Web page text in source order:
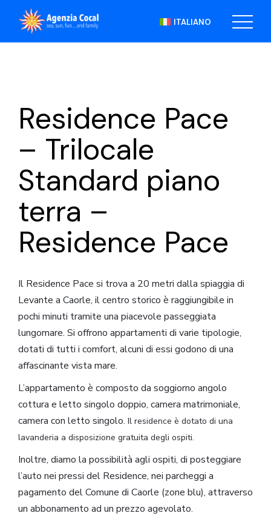
content
ITALIANO
Residence Pace
– Trilocale
Standard piano
terra –
Residence Pace
Il Residence Pace si trova a 20 metri dalla spiaggia di
Levante a Caorle, il centro storico è raggiungibile in
pochi minuti tramite una piacevole passeggiata
lungomare. Si offrono appartamenti di varie tipologie,
dotati di tutti i comfort, alcuni di essi godono di una
affascinante vista mare.
L’appartamento è composto da soggiorno angolo
cottura e letto singolo doppio, camera matrimoniale,
camera con letto singolo. Il residence è dotato di una
lavanderia a disposizione gratuita degli ospiti.
Inoltre, diamo la possibilità agli ospiti, di posteggiare
l’auto nei pressi del Residence, nei parcheggi a
pagamento del Comune di Caorle (zone blu), attraverso
un abbonamento ad un prezzo agevolato.